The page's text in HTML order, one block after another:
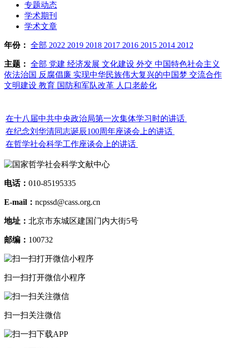
专题动态
学术期刊
学术文章
年份： 全部 2022 2019 2018 2017 2016 2015 2014 2012
主题： 全部 党建 经济发展 文化建设 外交 中国特色社会主义
依法治国 反腐倡廉 实现中华民族伟大复兴的中国梦 交流合作
文明建设 教育 国防和军队改革 人口老龄化
在十八届中共中央政治局第一次集体学习时的讲话
在纪念刘华清同志诞辰100周年座谈会上的讲话
在哲学社会科学工作座谈会上的讲话
电话： 010-85195335
E-mail： ncpssd@cass.org.cn
地址： 北京市东城区建国门内大街5号
邮编： 100732
扫一扫打开微信小程序
扫一扫关注微信